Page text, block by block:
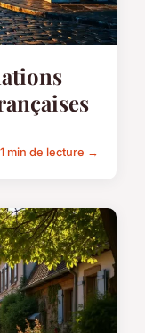
min de lecture →